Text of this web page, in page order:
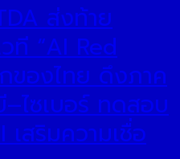
ส่งท้าย
ที “AI Red
ของไทย ดึงภาค
–ไซเบอร์ ทดสอบ
สริมความเชื่อ